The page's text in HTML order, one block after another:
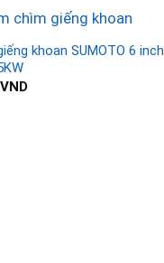
khoan SUMOTO 6 inch
VND